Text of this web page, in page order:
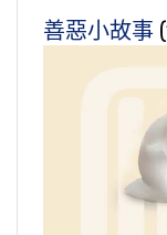
善惡小故事